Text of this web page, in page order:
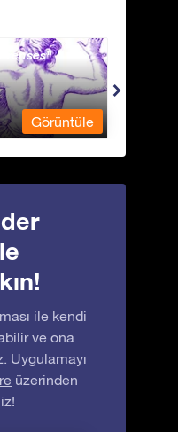
Görüntüle
ile kendi
ve ona
Uygulamayı
üzerinden